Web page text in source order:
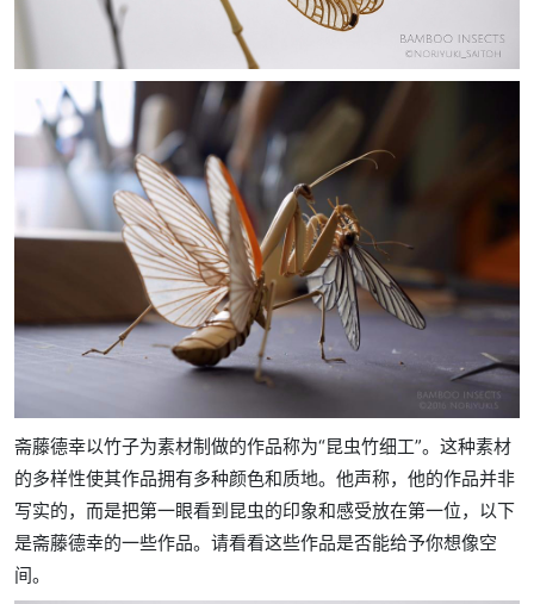
斋藤德幸以竹子为素材制做的作品称为“昆虫竹细工”。这种素材
的多样性使其作品拥有多种颜色和质地。他声称，他的作品并非
写实的，而是把第一眼看到昆虫的印象和感受放在第一位，以下
是斋藤德幸的一些作品。请看看这些作品是否能给予你想像空
间。